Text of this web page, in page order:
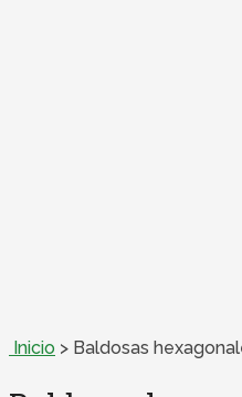
Inicio > Baldosas